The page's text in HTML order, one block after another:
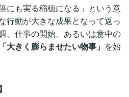
にも実る稲穂になる」という意
行動が大きな成果となって返っ
、仕事の開始、あるいは意中の
「大きく膨らませたい物事」 を始